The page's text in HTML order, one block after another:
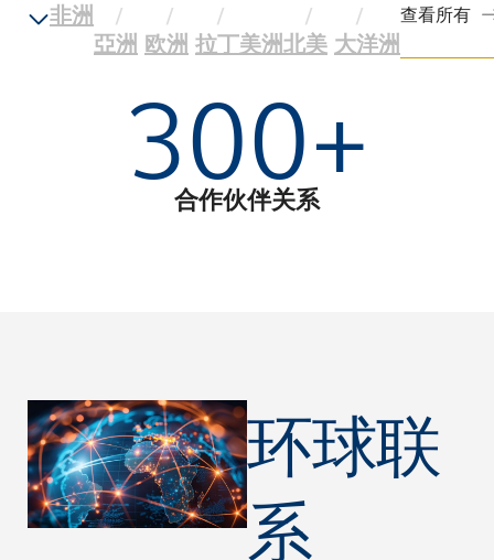
非洲
亞洲 欧洲 拉丁美洲北美 大洋洲
查看所有
300+
合作伙伴关系
环球联
系